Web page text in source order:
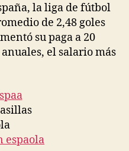
la liga de fútbol
de 2,48 goles
su paga a 20
el salario más